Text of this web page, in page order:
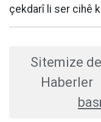
çekdarî li ser cihê
Sitemize
Haberler